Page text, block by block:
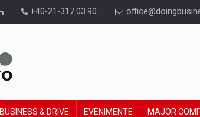
+40-21-317.03.90
BUSINESS & DRIVE EVENIMENTE MAJOR